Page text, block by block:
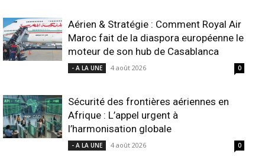
Aérien & Stratégie : Comment Royal Air
Maroc fait de la diaspora européenne le
moteur de son hub de Casablanca
- A LA UNE 4 août 2026 0
Sécurité des frontières aériennes en
Afrique : L’appel urgent à
l’harmonisation globale
- A LA UNE 4 août 2026 0